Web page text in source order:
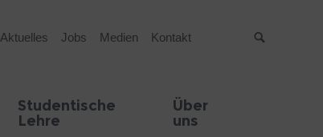
Aktuelles Jobs Medien Kontakt
Studentische
Lehre
Über
uns